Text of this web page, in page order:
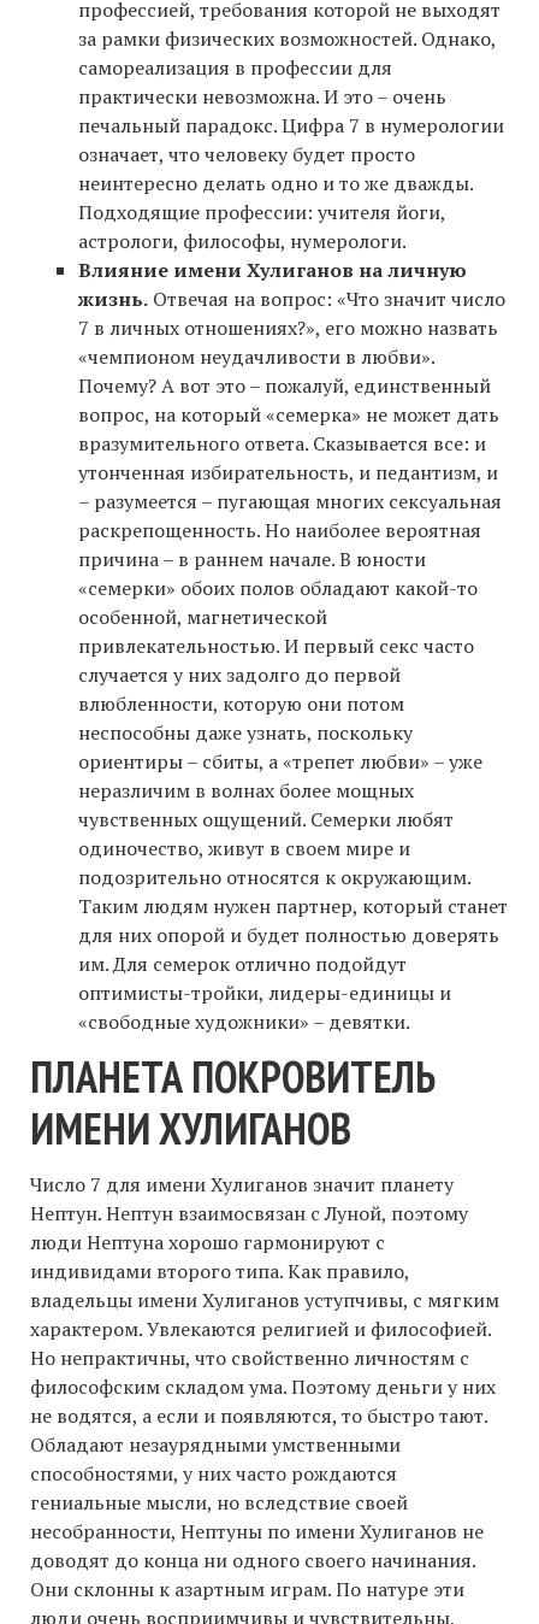
профессией, требования которой не выходят
за рамки физических возможностей. Однако,
самореализация в профессии для
практически невозможна. И это – очень
печальный парадокс. Цифра 7 в нумерологии
означает, что человеку будет просто
неинтересно делать одно и то же дважды.
Подходящие профессии: учителя йоги,
астрологи, философы, нумерологи.
Влияние имени Хулиганов на личную
жизнь. Отвечая на вопрос: «Что значит число
7 в личных отношениях?», его можно назвать
«чемпионом неудачливости в любви».
Почему? А вот это – пожалуй, единственный
вопрос, на который «семерка» не может дать
вразумительного ответа. Сказывается все: и
утонченная избирательность, и педантизм, и
– разумеется – пугающая многих сексуальная
раскрепощенность. Но наиболее вероятная
причина – в раннем начале. В юности
«семерки» обоих полов обладают какой-то
особенной, магнетической
привлекательностью. И первый секс часто
случается у них задолго до первой
влюбленности, которую они потом
неспособны даже узнать, поскольку
ориентиры – сбиты, а «трепет любви» – уже
неразличим в волнах более мощных
чувственных ощущений. Семерки любят
одиночество, живут в своем мире и
подозрительно относятся к окружающим.
Таким людям нужен партнер, который станет
для них опорой и будет полностью доверять
им. Для семерок отлично подойдут
оптимисты-тройки, лидеры-единицы и
«свободные художники» – девятки.
ПЛАНЕТА ПОКРОВИТЕЛЬ
ИМЕНИ ХУЛИГАНОВ
Число 7 для имени Хулиганов значит планету
Нептун. Нептун взаимосвязан с Луной, поэтому
люди Нептуна хорошо гармонируют с
индивидами второго типа. Как правило,
владельцы имени Хулиганов уступчивы, с мягким
характером. Увлекаются религией и философией.
Но непрактичны, что свойственно личностям с
философским складом ума. Поэтому деньги у них
не водятся, а если и появляются, то быстро тают.
Обладают незаурядными умственными
способностями, у них часто рождаются
гениальные мысли, но вследствие своей
несобранности, Нептуны по имени Хулиганов не
доводят до конца ни одного своего начинания.
Они склонны к азартным играм. По натуре эти
люди очень восприимчивы и чувствительны,